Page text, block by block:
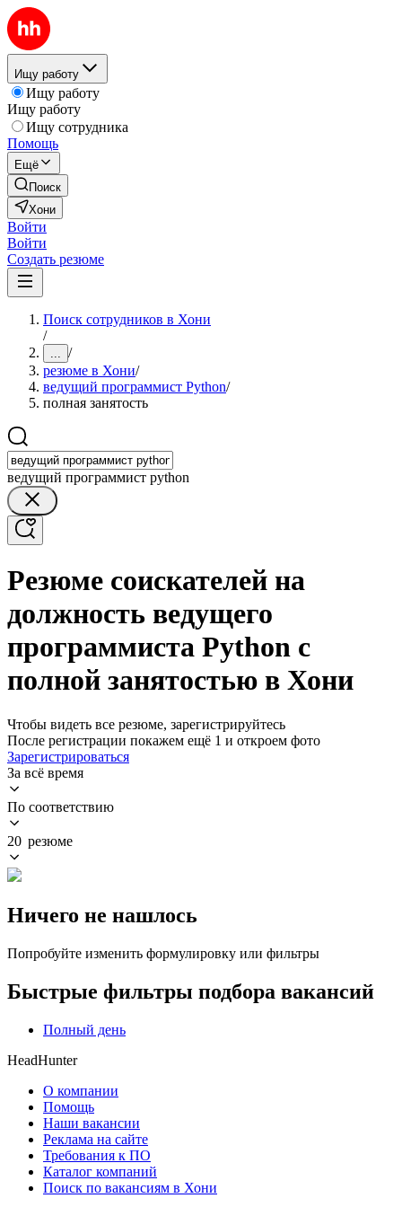
Ищу работу
Ищу работу
Ищу работу
Ищу сотрудника
Помощь
Ещё
Поиск
Хони
Войти
Войти
Создать резюме
Поиск сотрудников в Хони
/
... /
резюме в Хони/
ведущий программист Python/
полная занятость
ведущий программист python
Резюме соискателей на
должность ведущего
программиста Python с
полной занятостью в Хони
Чтобы видеть все резюме, зарегистрируйтесь
После регистрации покажем ещё 1 и откроем фото
Зарегистрироваться
За всё время
По соответствию
20 резюме
Ничего не нашлось
Попробуйте изменить формулировку или фильтры
Быстрые фильтры подбора вакансий
Полный день
HeadHunter
О компании
Помощь
Наши вакансии
Реклама на сайте
Требования к ПО
Каталог компаний
Поиск по вакансиям в Хони